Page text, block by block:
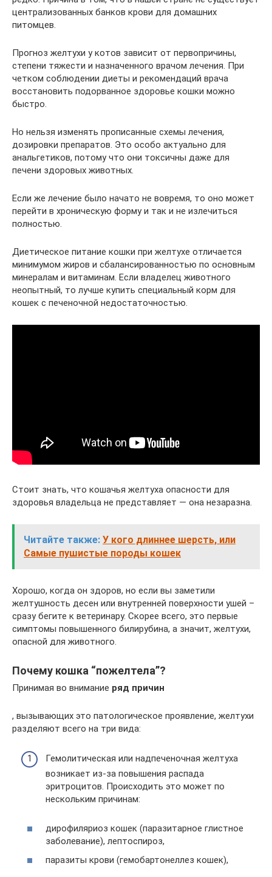
централизованных банков крови для домашних
питомцев.
Прогноз желтухи у котов зависит от первопричины,
степени тяжести и назначенного врачом лечения. При
четком соблюдении диеты и рекомендаций врача
восстановить подорванное здоровье кошки можно
быстро.
Но нельзя изменять прописанные схемы лечения,
дозировки препаратов. Это особо актуально для
анальгетиков, потому что они токсичны даже для
печени здоровых животных.
Если же лечение было начато не вовремя, то оно может
перейти в хроническую форму и так и не излечиться
полностью.
Диетическое питание кошки при желтухе отличается
минимумом жиров и сбалансированностью по основным
минералам и витаминам. Если владелец животного
неопытный, то лучше купить специальный корм для
кошек с печеночной недостаточностью.
Стоит знать, что кошачья желтуха опасности для
здоровья владельца не представляет — она незаразна.
Читайте также: У кого длиннее шерсть, или
Самые пушистые породы кошек
Хорошо, когда он здоров, но если вы заметили
желтушность десен или внутренней поверхности ушей –
сразу бегите к ветеринару. Скорее всего, это первые
симптомы повышенного билирубина, а значит, желтухи,
опасной для животного.
Почему кошка “пожелтела”?
Принимая во внимание ряд причин
, вызывающих это патологическое проявление, желтухи
разделяют всего на три вида:
Гемолитическая или надпеченочная желтуха
возникает из-за повышения распада
эритроцитов. Происходить это может по
нескольким причинам:
дирофиляриоз кошек (паразитарное глистное
заболевание), лептоспироз,
паразиты крови (гемобартонеллез кошек),